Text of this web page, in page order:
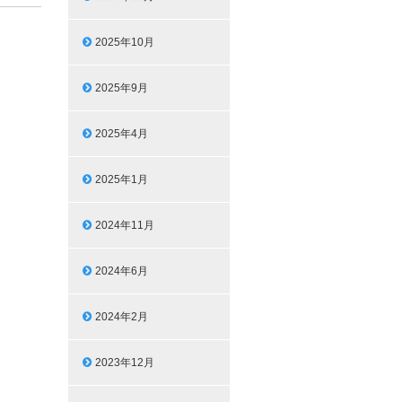
2025年10月
2025年9月
2025年4月
2025年1月
2024年11月
2024年6月
2024年2月
2023年12月